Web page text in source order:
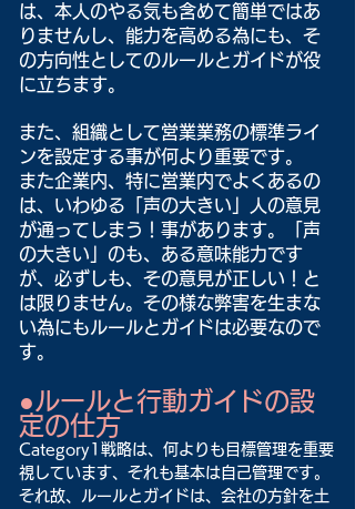
は、本人のやる気も含めて簡単ではあ
りませんし、能力を高める為にも、そ
の方向性としてのルールとガイドが役
に立ちます。
また、組織として営業業務の標準ライ
ンを設定する事が何より重要です。
また企業内、特に営業内でよくあるの
は、いわゆる「声の大きい」人の意見
が通ってしまう！事があります。「声
の大きい」のも、ある意味能力です
が、必ずしも、その意見が正しい！と
は限りません。その様な弊害を生まな
い為にもルールとガイドは必要なので
す。
●ルールと行動ガイドの設
定の仕方
Category1戦略は、何よりも目標管理を重要
視しています、それも基本は自己管理です。
それ故、ルールとガイドは、会社の方針を土